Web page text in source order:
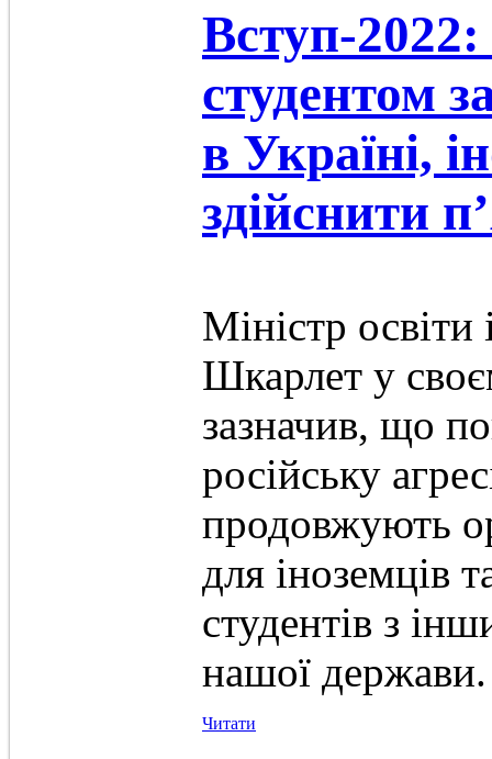
Вступ-
студентом
в Україні,
здійснити
Міністр
Шкарлет у
зазначив, що
російську
продовжують
для іноземців
студентів з
нашої держави.
Читати